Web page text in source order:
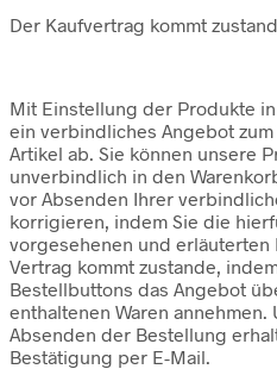
Der Kaufvertrag kommt
Mit Einstellung der Produkte
ein verbindliches Angebot
Artikel ab. Sie können unsere
unverbindlich in den
vor Absenden Ihrer
korrigieren, indem Sie die
vorgesehenen und erläuterten
Vertrag kommt zustande,
Bestellbuttons das Angebot
enthaltenen Waren
Absenden der Bestellung
Bestätigung per E-Mail.